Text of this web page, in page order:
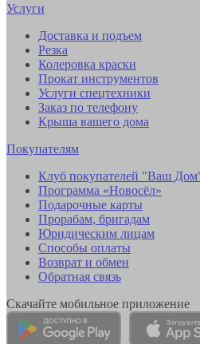
Услуги
Доставка и подъем
Резка
Колеровка краски
Прокат инструментов
Услуги спецтехники
Заказ по телефону
Крыша вашего дома
Покупателям
Клуб покупателей "Ваш
Программа «Новосёл»
Подарочные карты
Прорабам, бригадам
Юридическим лицам
Способы оплаты
Возврат и обмен
Обратная связь
Скачайте мобильное приложение